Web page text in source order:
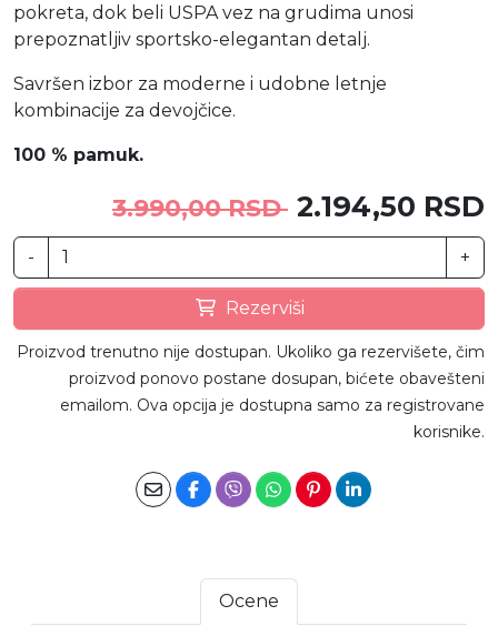
pokreta, dok beli USPA vez na grudima unosi
prepoznatljiv sportsko-elegantan detalj.
Savršen izbor za moderne i udobne letnje
kombinacije za devojčice.
100 % pamuk.
3.990,00 RSD 2.194,50 RSD
- +
Rezerviši
Proizvod trenutno nije dostupan. Ukoliko ga rezervišete, čim
proizvod ponovo postane dosupan, bićete obavešteni
emailom. Ova opcija je dostupna samo za registrovane
korisnike.
Ocene